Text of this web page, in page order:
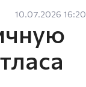
10.07.2026 16:20